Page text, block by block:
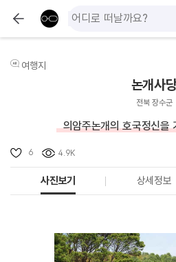
여행지
논개사
전북 장수군
의암주논개의 호국정신을
6 4.9K
사진보기 상세정보